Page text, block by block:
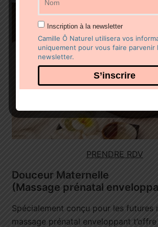
PRENDRE RDV
Douceur Maternelle
(Massage prénatal
Spécialement conçu pour les futures
massage prénatal enveloppant
Inscription à la newsletter
Camille Ô Naturel utilisera vos
uniquement pour vous faire parvenir
newsletter.